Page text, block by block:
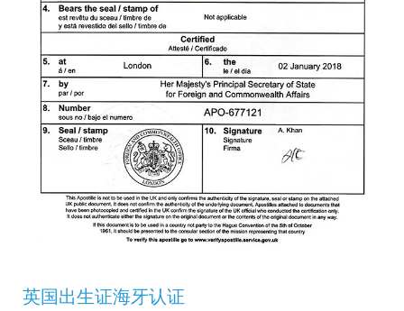
英国出生证海牙认证